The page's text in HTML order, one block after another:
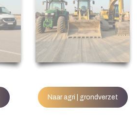
Naar agri | grondverzet